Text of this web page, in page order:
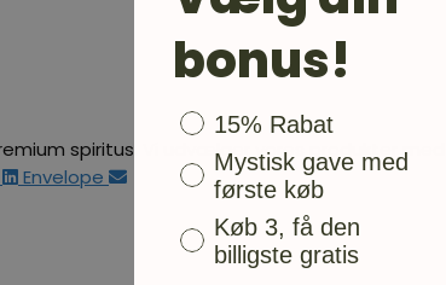
spiritus. Vi udvælger vores produkter
Envelope
bonus!
Bonusgave
15% Rabat
Mystisk gave med
første køb
Køb 3, få den
billigste gratis